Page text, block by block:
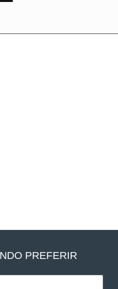
PREFERIR